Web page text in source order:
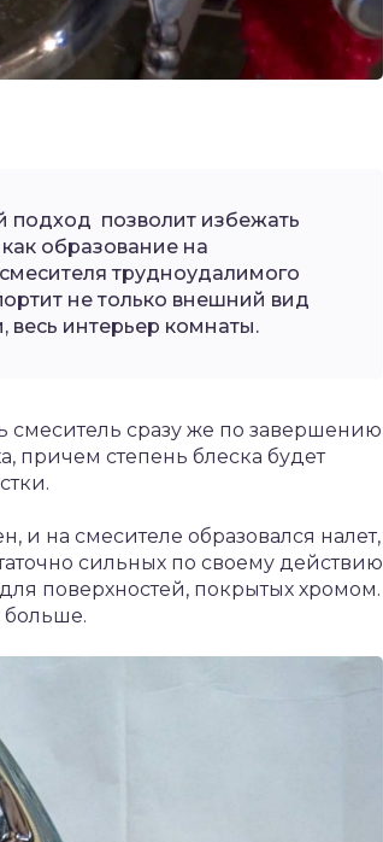
позволит избежать
образование на
трудноудалимого
не только внешний вид
весь интерьер комнаты.
смеситель сразу же по завершению
причем степень блеска будет
и на смесителе образовался налет,
сильных по своему действию
поверхностей, покрытых хромом.
больше.